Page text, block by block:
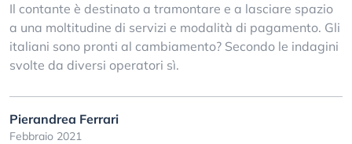
Il contante è destinato a tramontare e a lasciare spazio
a una moltitudine di servizi e modalità di pagamento. Gli
italiani sono pronti al cambiamento? Secondo le indagini
svolte da diversi operatori sì.
Pierandrea Ferrari
Febbraio 2021